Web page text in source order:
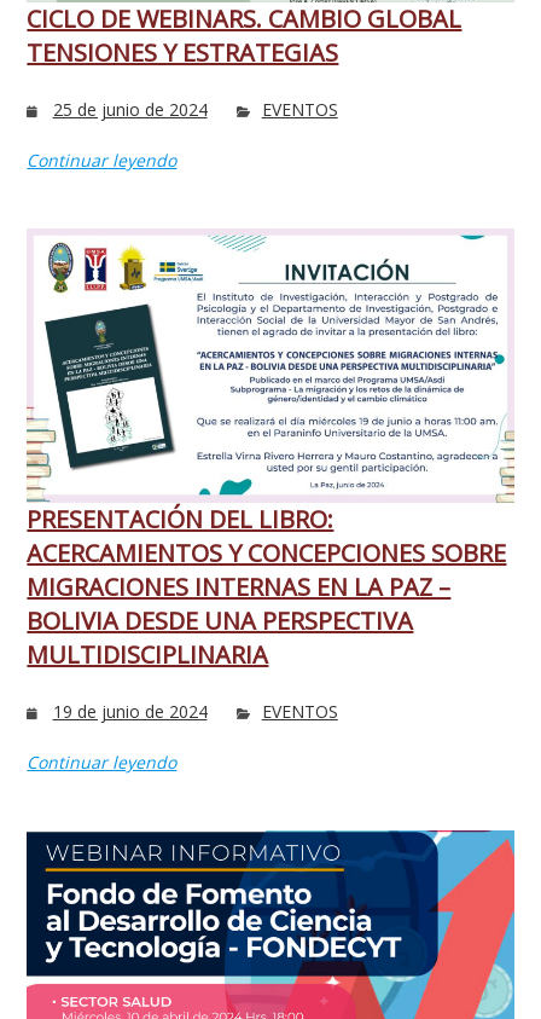
CICLO DE WEBINARS. CAMBIO GLOBAL
TENSIONES Y ESTRATEGIAS
25 de junio de 2024 EVENTOS
Continuar leyendo
PRESENTACIÓN DEL LIBRO:
ACERCAMIENTOS Y CONCEPCIONES SOBRE
MIGRACIONES INTERNAS EN LA PAZ –
BOLIVIA DESDE UNA PERSPECTIVA
MULTIDISCIPLINARIA
19 de junio de 2024 EVENTOS
Continuar leyendo